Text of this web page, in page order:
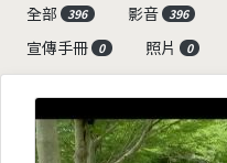
全部
396 影音 396
宣傳手冊 0 照片 0